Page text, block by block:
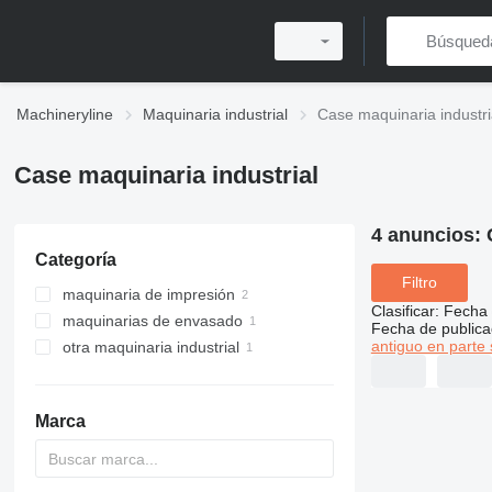
Machineryline Maquinaria industrial Case maquinaria
Case maquinaria industrial
Categoría
maquinaria de impresión
máquinas de postimpresión
encuadernadoras
maquinarias de envasado
selladoras de cartón
otra maquinaria industrial
Marca
4 anuncios:
Filtro
Clasificar: Fecha
Fecha de
antiguo en parte